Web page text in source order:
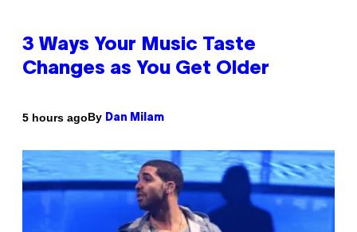
3 Ways Your Music Taste
Changes as You Get Older
5 hours agoBy Dan Milam